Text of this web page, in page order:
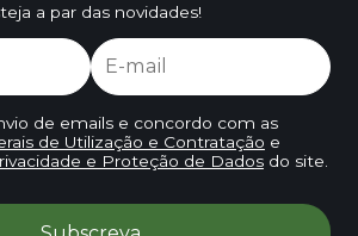
a par das novidades!
de emails e concordo com as
de Utilização e Contratação e
e Proteção de Dadosdo site.